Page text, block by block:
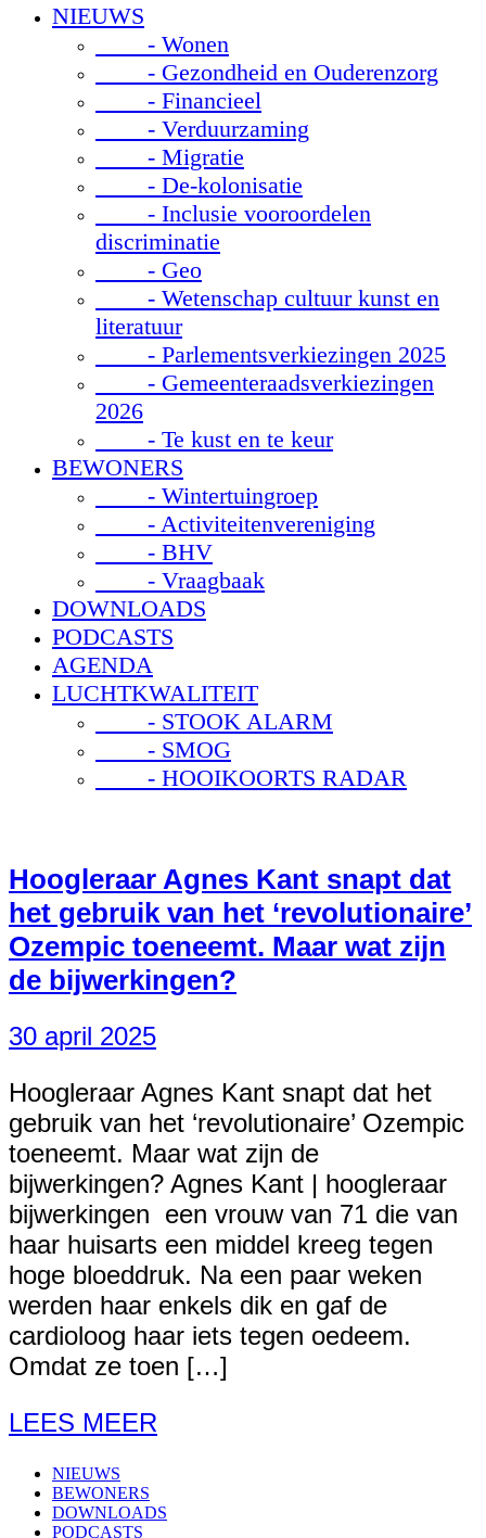
NIEUWS
- Wonen
- Gezondheid en Ouderenzorg
- Financieel
- Verduurzaming
- Migratie
- De-kolonisatie
- Inclusie vooroordelen
discriminatie
- Geo
- Wetenschap cultuur kunst en
literatuur
- Parlementsverkiezingen 2025
- Gemeenteraadsverkiezingen
2026
- Te kust en te keur
BEWONERS
- Wintertuingroep
- Activiteitenvereniging
- BHV
- Vraagbaak
DOWNLOADS
PODCASTS
AGENDA
LUCHTKWALITEIT
- STOOK ALARM
- SMOG
- HOOIKOORTS RADAR
Hoogleraar Agnes Kant snapt dat
het gebruik van het ‘revolutionaire’
Ozempic toeneemt. Maar wat zijn
de bijwerkingen?
30 april 2025
Hoogleraar Agnes Kant snapt dat het
gebruik van het ‘revolutionaire’ Ozempic
toeneemt. Maar wat zijn de
bijwerkingen? Agnes Kant | hoogleraar
bijwerkingen een vrouw van 71 die van
haar huisarts een middel kreeg tegen
hoge bloeddruk. Na een paar weken
werden haar enkels dik en gaf de
cardioloog haar iets tegen oedeem.
Omdat ze toen […]
LEES MEER
NIEUWS
BEWONERS
DOWNLOADS
PODCASTS